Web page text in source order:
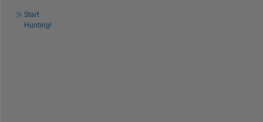
Start
Hunting!